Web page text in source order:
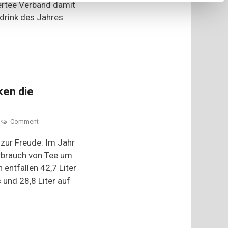
Verband damit
des Jahres
die
Commenton
viel
Tee
trinken
die
Deutschen?
Freude: Im Jahr
von Tee um
entfallen 42,7 Liter
und 28,8 Liter auf